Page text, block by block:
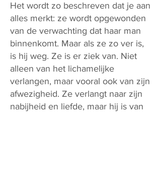
Het wordt zo beschreven dat je aan
alles merkt: ze wordt opgewonden
van de verwachting dat haar man
binnenkomt. Maar als ze zo ver is,
is hij weg. Ze is er ziek van. Niet
alleen van het lichamelijke
verlangen, maar vooral ook van zijn
afwezigheid. Ze verlangt naar zijn
nabijheid en liefde, maar hij is van